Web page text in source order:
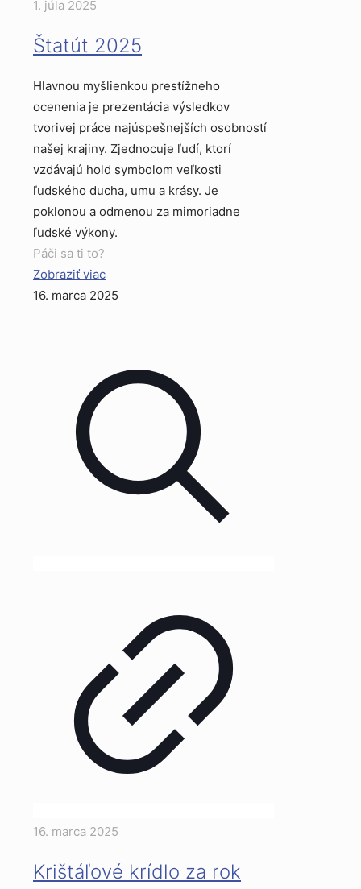
1. júla 2025
Štatút 2025
Hlavnou myšlienkou prestížneho
ocenenia je prezentácia výsledkov
tvorivej práce najúspešnejších osobností
našej krajiny. Zjednocuje ľudí, ktorí
vzdávajú hold symbolom veľkosti
ľudského ducha, umu a krásy. Je
poklonou a odmenou za mimoriadne
ľudské výkony.
Páči sa ti to?
Zobraziť viac
16. marca 2025
16. marca 2025
Krištáľové krídlo za rok